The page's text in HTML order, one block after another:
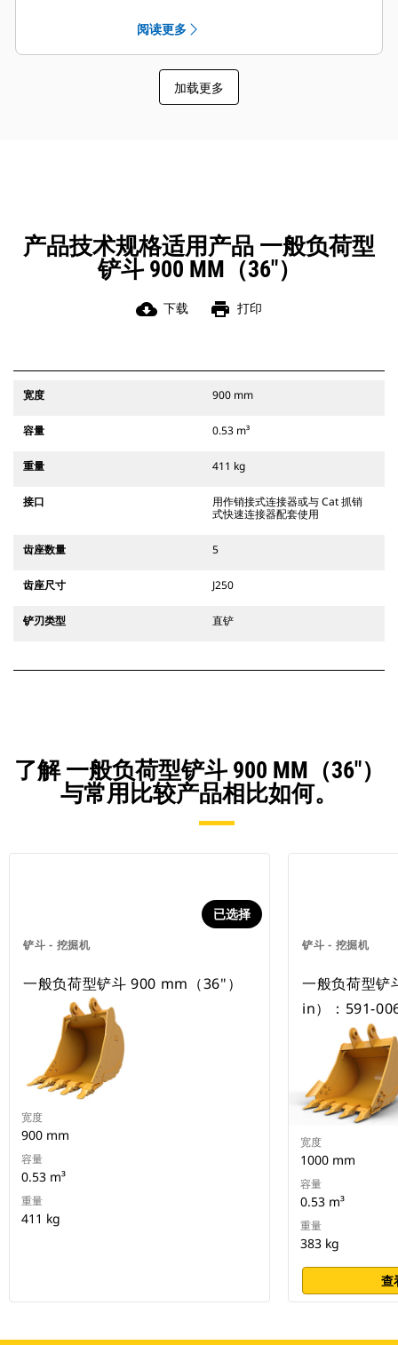
铲斗配有一个可优化挖掘力的凹进
销，当与 Cat 抓销式快速连接器配套
使用时，可为铲斗提供更快的循环时
间。
此外，Cat 抓销式快速连接器还允许操
带式挖掘机和所有轮式挖掘机兼容。
此外，还提供挖沟宽度连接器。
与 CW 专用连接器系统兼容的附件采
用固定式快速连接器铰接件。 CW 专
用连接器采用楔式锁定系统，确保始
终稳固地连接附件。
阅读更多
加载更多
产品技术规格适用产品 一般负荷型
铲斗 900 MM（36"）
cloud_download 下载 print 打印
宽度 900 mm
容量 0.53 m³
重量 411 kg
接口
用作销接式连接器或与 Cat 抓销
式快速连接器配套使用
齿座数量 5
齿座尺寸 J250
铲刃类型 直铲
了解 一般负荷型铲斗 900 MM（36"）
与常用比较产品相比如何。
铲斗 - 挖掘机
已选择
一般负荷型铲斗 900 mm（36"）
宽度
900 mm
容量
0.53 m³
重量
411 kg
铲斗 - 挖掘机
一般负荷型
in）：591-
宽度
1000 mm
容量
0.53 m³
重量
383 kg
查